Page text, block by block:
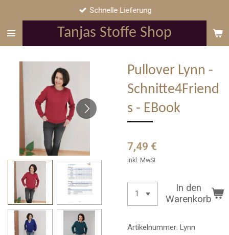
springen
Tanjas Stoffe Shop
Schnelle Lieferung
Pullover Lynn -
Schnitte4Friend
s - EBook
7,49 €
inkl. MwSt
In den
Warenkorb
Artikelnummer: Lynn